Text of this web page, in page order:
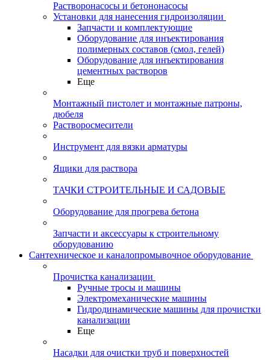
Растворонасосы и бетононасосы
Установки для нанесения гидроизоляции
Запчасти и комплектующие
Оборудование для инъектирования
полимерных составов (смол, гелей)
Оборудование для инъектирования
цементных растворов
Еще
Монтажный пистолет и монтажные патроны,
дюбеля
Растворосмесители
Инструмент для вязки арматуры
Ящики для раствора
ТАЧКИ СТРОИТЕЛЬНЫЕ И САДОВЫЕ
Оборудование для прогрева бетона
Запчасти и аксессуары к строительному
оборудованию
Сантехническое и каналопромывочное оборудование
Прочистка канализации
Ручные тросы и машины
Электромеханические машины
Гидродинамические машины для прочистки
канализации
Еще
Насадки для очистки труб и поверхностей